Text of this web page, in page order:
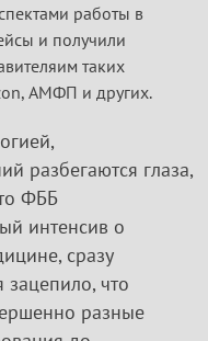
работы в
и получили
таких
АМФП и других.
разбегаются глаза,
ФББ
интенсив о
сразу
зацепило, что
разные